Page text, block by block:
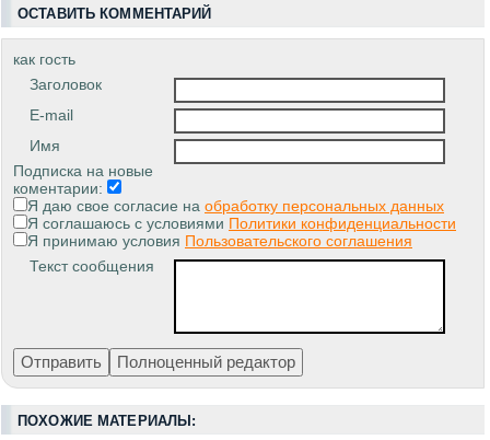
ОСТАВИТЬ КОММЕНТАРИЙ
как гость
Заголовок
E-mail
Имя
Подписка на новые
коментарии:
Я даю свое согласие на обработку персональных данных
Я соглашаюсь с условиями Политики конфиденциальности
Я принимаю условия Пользовательского соглашения
Текст сообщения
ПОХОЖИЕ МАТЕРИАЛЫ: